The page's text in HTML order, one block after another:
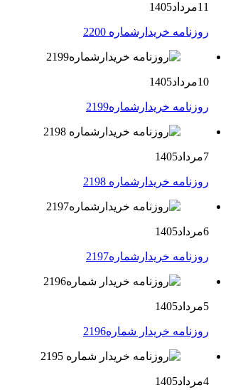
11مرداد1405
روزنامه خریدارشماره 2200
10مرداد1405
روزنامه خریدارشماره2199
7مرداد1405
روزنامه خریدارشماره 2198
6مرداد1405
روزنامه خریدارشماره2197
5مرداد1405
روزنامه خریدار شماره2196
4مرداد1405